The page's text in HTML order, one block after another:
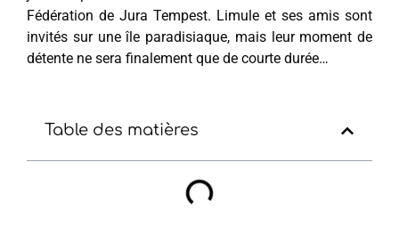
Fédération de Jura Tempest. Limule et ses amis sont
invités sur une île paradisiaque, mais leur moment de
détente ne sera finalement que de courte durée…
Table des matières